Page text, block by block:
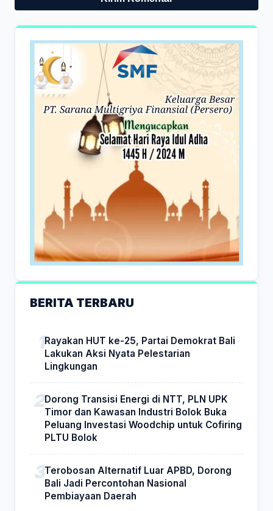
BERITA TERBARU
Rayakan HUT ke-25, Partai Demokrat Bali
Lakukan Aksi Nyata Pelestarian
Lingkungan
Dorong Transisi Energi di NTT, PLN UPK
Timor dan Kawasan Industri Bolok Buka
Peluang Investasi Woodchip untuk Cofiring
PLTU Bolok
Terobosan Alternatif Luar APBD, Dorong
Bali Jadi Percontohan Nasional
Pembiayaan Daerah